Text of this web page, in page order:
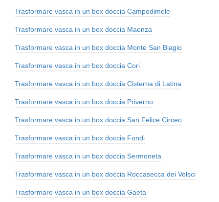
Trasformare vasca in un box doccia Campodimele
Trasformare vasca in un box doccia Maenza
Trasformare vasca in un box doccia Monte San Biagio
Trasformare vasca in un box doccia Cori
Trasformare vasca in un box doccia Cisterna di Latina
Trasformare vasca in un box doccia Priverno
Trasformare vasca in un box doccia San Felice Circeo
Trasformare vasca in un box doccia Fondi
Trasformare vasca in un box doccia Sermoneta
Trasformare vasca in un box doccia Roccasecca dei Volsci
Trasformare vasca in un box doccia Gaeta